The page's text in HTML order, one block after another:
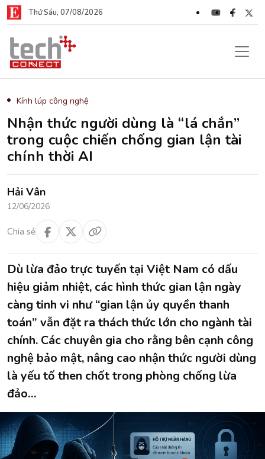
Thứ Sáu, 07/08/2026
Kính lúp công nghệ
Nhận thức người dùng là “lá chắn”
trong cuộc chiến chống gian lận tài
chính thời AI
Hải Vân
12/06/2026
Chia sẻ
Dù lừa đảo trực tuyến tại Việt Nam có dấu
hiệu giảm nhiệt, các hình thức gian lận ngày
càng tinh vi như “gian lận ủy quyền thanh
toán” vẫn đặt ra thách thức lớn cho ngành tài
chính. Các chuyên gia cho rằng bên cạnh công
nghệ bảo mật, nâng cao nhận thức người dùng
là yếu tố then chốt trong phòng chống lừa
đảo…